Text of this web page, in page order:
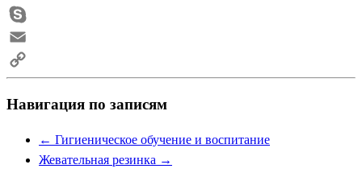
Telegram
Skype
Email
Copy
Link
Навигация по записям
← Гигиеническое обучение и воспитание
Жевательная резинка →